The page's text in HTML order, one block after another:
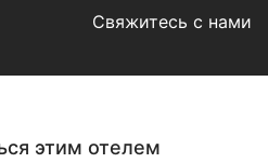
Свяжитесь с нами
этим отелем